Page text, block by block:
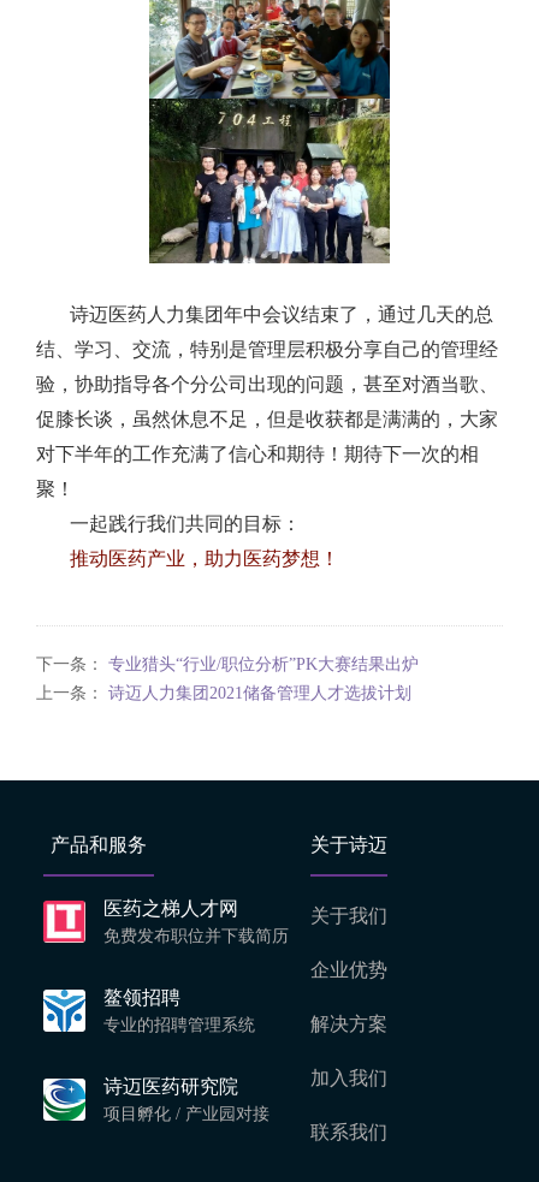
诗迈医药人力集团年中会议结束了， 通过几天的总
结、学习、交流，特别是管理层积极分享自己的管理经
验，协助指导各个分公司出现的问题，甚至对酒当歌、
促膝长谈，虽然休息不足，但是收获都是满满的，大家
对下半年的工作充满了信心和期待！期待下一次的相
聚！
一起践行我们共同的目标：
推动医药产业，助力医药梦想！
下一条： 专业猎头“行业/职位分析”PK大赛结果出炉
上一条： 诗迈人力集团2021储备管理人才选拔计划
产品和服务
医药之梯人才网
免费发布职位并下载简历
鳌领招聘
专业的招聘管理系统
诗迈医药研究院
项目孵化 / 产业园对接
关于诗迈
关于我们
企业优势
解决方案
加入我们
联系我们